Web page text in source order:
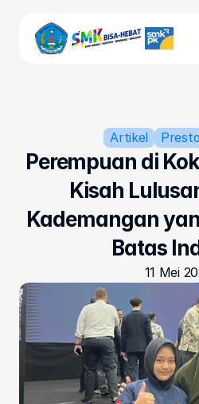
Beranda
Profil
Kurikulum
Kesiswaan
LSP
Artikel
Perempuan di
Kisah
Kademangan
Batas
11 Mei